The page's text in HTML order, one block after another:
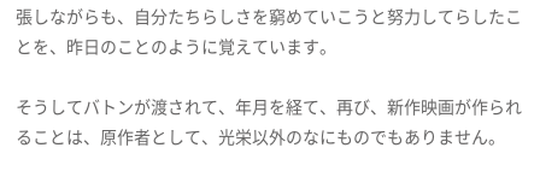
張しながらも、自分たちらしさを窮めていこうと努力してらしたこ
とを、昨日のことのように覚えています。
そうしてバトンが渡されて、年月を経て、再び、新作映画が作られ
ることは、原作者として、光栄以外のなにものでもありません。